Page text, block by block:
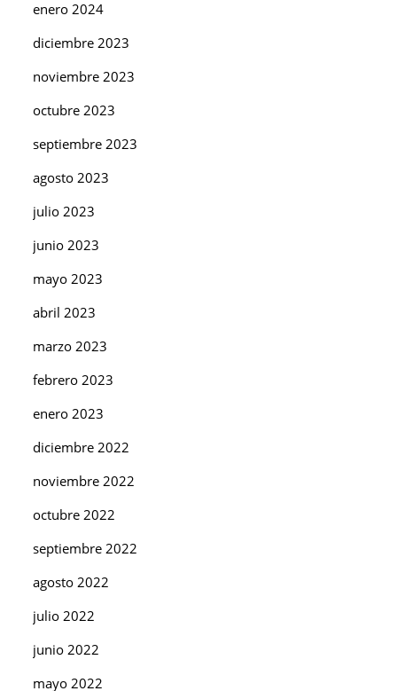
enero 2024
diciembre 2023
noviembre 2023
octubre 2023
septiembre 2023
agosto 2023
julio 2023
junio 2023
mayo 2023
abril 2023
marzo 2023
febrero 2023
enero 2023
diciembre 2022
noviembre 2022
octubre 2022
septiembre 2022
agosto 2022
julio 2022
junio 2022
mayo 2022